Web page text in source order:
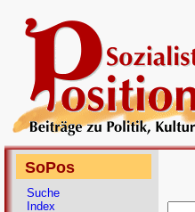
SoPos
Suche
Index